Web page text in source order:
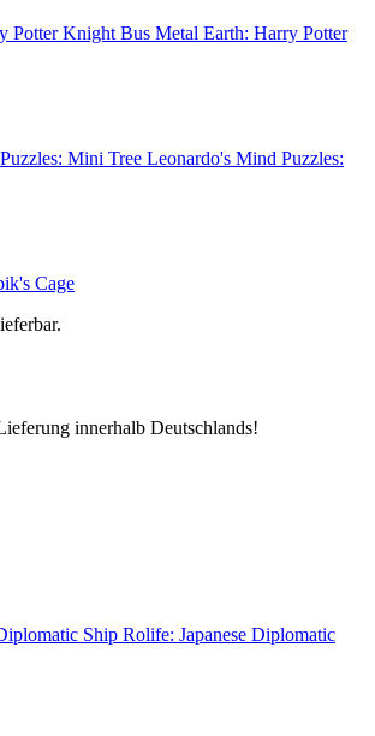
Metal Earth: Harry Potter
Leonardo's Mind Puzzles:
Cage
innerhalb Deutschlands!
Rolife: Japanese Diplomatic